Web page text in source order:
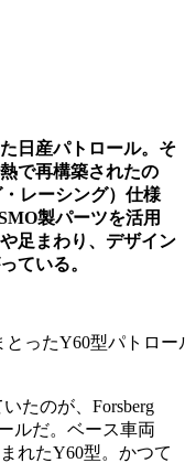
日産パトロール。そ
で再構築されたの
レーシング）仕様
製パーツを活用
足まわり、デザイン
ている。
ったY60型パトロ
たのが、Forsberg
ルだ。ベース車両
れたY60型。かつて